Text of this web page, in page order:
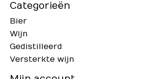
Categorieën
Bier
Wijn
Gedistilleerd
Versterkte wijn